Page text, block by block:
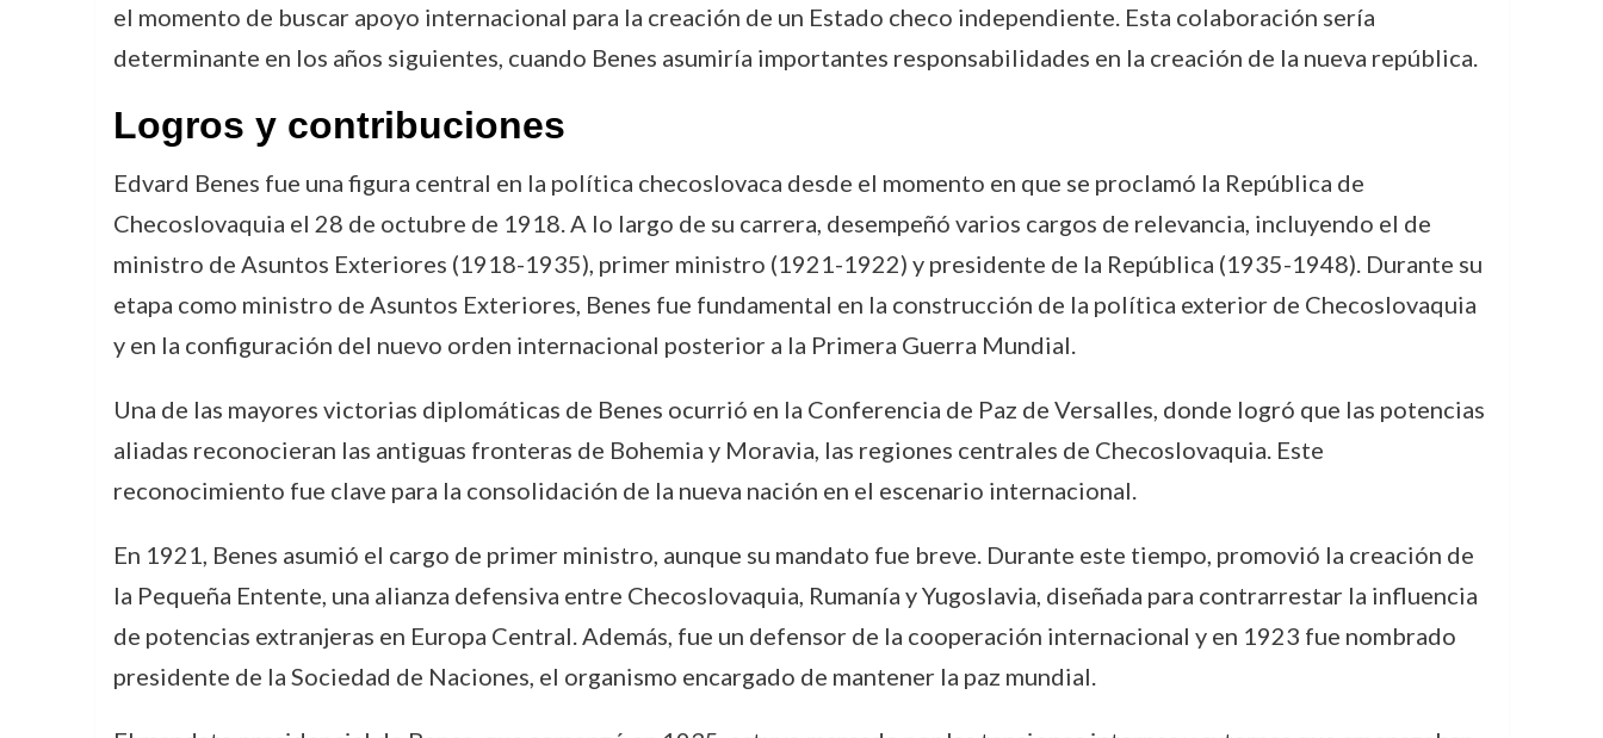
el momento de buscar apoyo internacional para la creación de un Estado checo independiente. Esta colaboración sería
determinante en los años siguientes, cuando Benes asumiría importantes responsabilidades en la creación de la nueva república.
Logros y contribuciones
Edvard Benes fue una figura central en la política checoslovaca desde el momento en que se proclamó la República de
Checoslovaquia el 28 de octubre de 1918. A lo largo de su carrera, desempeñó varios cargos de relevancia, incluyendo el de
ministro de Asuntos Exteriores (1918-1935), primer ministro (1921-1922) y presidente de la República (1935-1948). Durante su
etapa como ministro de Asuntos Exteriores, Benes fue fundamental en la construcción de la política exterior de Checoslovaquia
y en la configuración del nuevo orden internacional posterior a la Primera Guerra Mundial.
Una de las mayores victorias diplomáticas de Benes ocurrió en la Conferencia de Paz de Versalles, donde logró que las potencias
aliadas reconocieran las antiguas fronteras de Bohemia y Moravia, las regiones centrales de Checoslovaquia. Este
reconocimiento fue clave para la consolidación de la nueva nación en el escenario internacional.
En 1921, Benes asumió el cargo de primer ministro, aunque su mandato fue breve. Durante este tiempo, promovió la creación de
la Pequeña Entente, una alianza defensiva entre Checoslovaquia, Rumanía y Yugoslavia, diseñada para contrarrestar la influencia
de potencias extranjeras en Europa Central. Además, fue un defensor de la cooperación internacional y en 1923 fue nombrado
presidente de la Sociedad de Naciones, el organismo encargado de mantener la paz mundial.